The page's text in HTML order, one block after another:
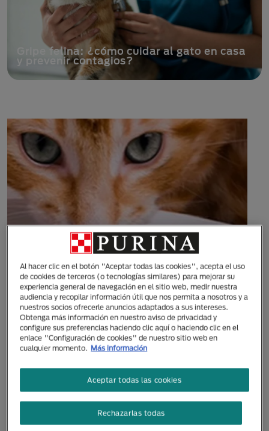
¿Alergia en gatos? Todo lo que debes
saber para cuidarlo
28 Octubre, 2022
Entérate qué comen los gatos y nutre al
tuyo como se debe
Al hacer clic en el botón "Aceptar todas las cookies", acepta el uso
de cookies de terceros (o tecnologías similares) para mejorar su
experiencia general de navegación en el sitio web, medir nuestra
audiencia y recopilar información útil que nos permita a nosotros y a
nuestros socios ofrecerle anuncios adaptados a sus intereses.
Obtenga más información en nuestro aviso de privacidad y
configure sus preferencias haciendo clic aquí o haciendo clic en el
enlace "Configuración de cookies" de nuestro sitio web en
cualquier momento. Más información
Rechazarlas todas
Aceptar todas las cookies